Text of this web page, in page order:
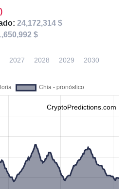
24,172,314 $
$
2027 2028 2029 2030
CryptoPredictions.com